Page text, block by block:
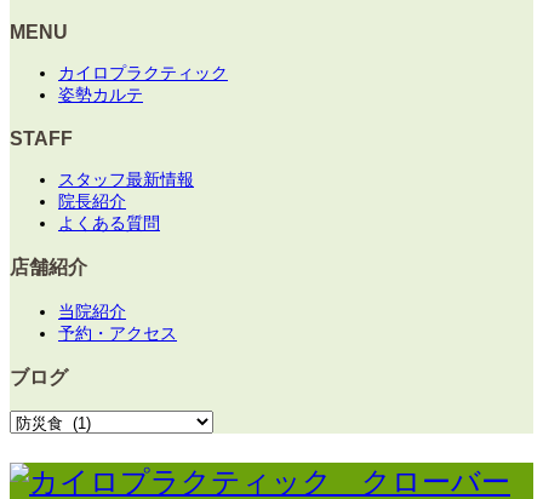
MENU
カイロプラクティック
姿勢カルテ
STAFF
スタッフ最新情報
院長紹介
よくある質問
店舗紹介
当院紹介
予約・アクセス
ブログ
ブ
グ